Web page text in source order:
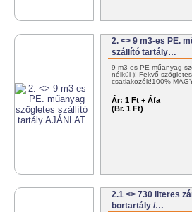
2. <> 9 m3-es PE.
szállító tartály…
9 m3-es PE műanyag
nélkül )! Fekvő
csatlakozók!100%
Ár: 1 Ft + Áfa
(Br. 1 Ft)
2.1 <> 730 literes
bortartály /…